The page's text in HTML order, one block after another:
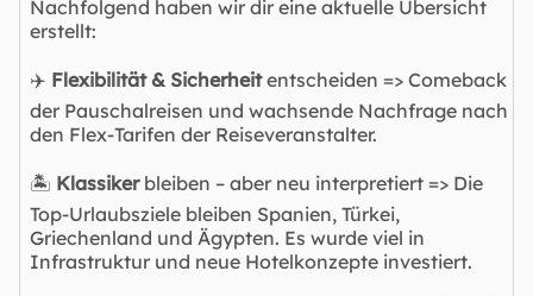
Nachfolgend haben wir dir eine aktuelle Übersicht
erstellt:
✈️ Flexibilität & Sicherheitentscheiden => Comeback
der Pauschalreisen und wachsende Nachfrage nach
den Flex-Tarifen der Reiseveranstalter.
🏝️ Klassiker bleiben – aber neu interpretiert => Die
Top-Urlaubsziele bleiben Spanien, Türkei,
Griechenland und Ägypten. Es wurde viel in
Infrastruktur und neue Hotelkonzepte investiert.